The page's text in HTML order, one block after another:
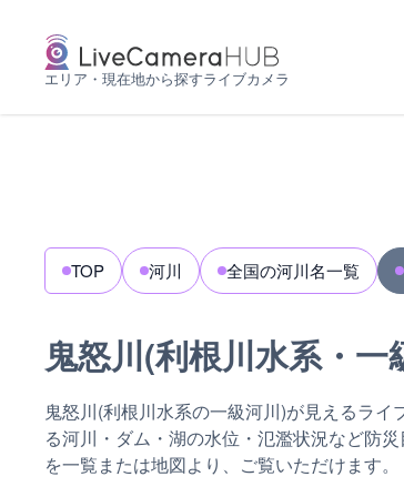
エリア・現在地から探すライブカメラ
TOP 河川 全国の河川名一覧
鬼怒川(利根川水系・
鬼怒川(利根川水系の一級河川)が見えるラ
る河川・ダム・湖の水位・氾濫状況など防
を一覧または地図より、ご覧いただけます。